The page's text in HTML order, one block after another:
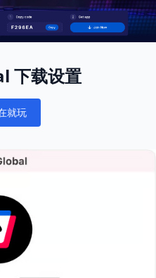
下载设置
就玩